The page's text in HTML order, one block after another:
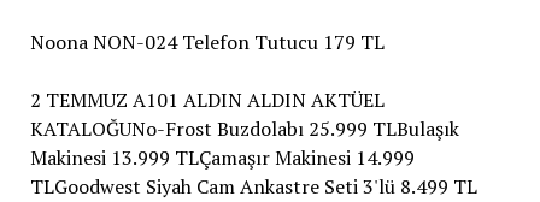
Noona NON-024 Telefon Tutucu 179 TL
2 TEMMUZ A101 ALDIN ALDIN AKTÜEL
KATALOĞUNo-Frost Buzdolabı 25.999 TLBulaşık
Makinesi 13.999 TLÇamaşır Makinesi 14.999
TLGoodwest Siyah Cam Ankastre Seti 3'lü 8.499 TL